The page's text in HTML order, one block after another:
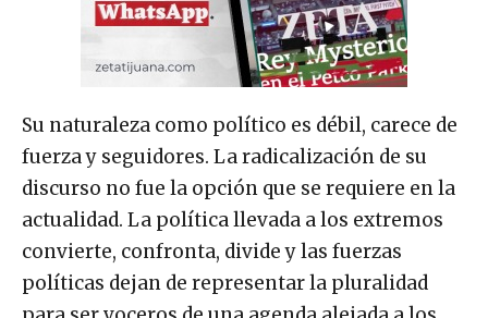
Su naturaleza como político es débil, carece de
fuerza y seguidores. La radicalización de su
discurso no fue la opción que se requiere en la
actualidad. La política llevada a los extremos
convierte, confronta, divide y las fuerzas
políticas dejan de representar la pluralidad